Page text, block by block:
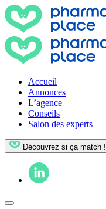
Accueil
Annonces
L’agence
Conseils
Salon des experts
Découvrez si ça match !